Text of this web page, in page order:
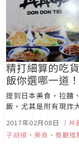
精打細算的吃
飯你選哪一道！
提到日本美食，拉麵
飯，尤其是附有現炸
吃美食，一定要爬文
好吃的丼丼亭。
2017年02月08日 ｜ 丼
子胡椒 、 美食 、 餐廳推